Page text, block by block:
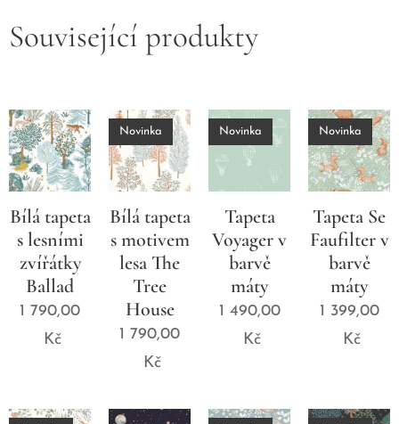
Související produkty
Bílá tapeta
s lesními
zvířátky
Ballad
1 790,00
Kč
Bílá tapeta
s motivem
lesa The
Tree
House
Novinka
1 790,00
Kč
Tapeta
Voyager v
barvě
máty
Novinka
1 490,00
Kč
Tapeta Se
Faufilter v
barvě
máty
Novinka
1 399,00
Kč